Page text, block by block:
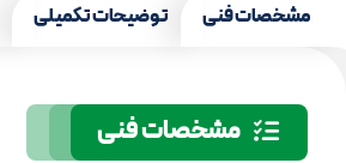
مشخصات فنی توضیحات تکمیلی
مشخصات فنی